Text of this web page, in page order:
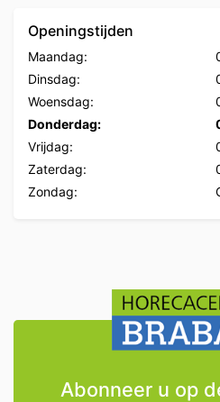
Openingstijden
Maandag:
Dinsdag:
Woensdag:
Donderdag:
Vrijdag:
Zaterdag:
Zondag:
Abonneer u op